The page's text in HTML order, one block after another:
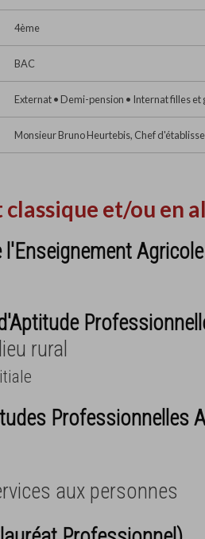
4ème
BAC
Externat • Demi-pension • Internat filles et
Monsieur Bruno Heurtebis, Chef
classique et/ou en
l'Enseignement Agricole
rural
Professionnelles
aux personnes